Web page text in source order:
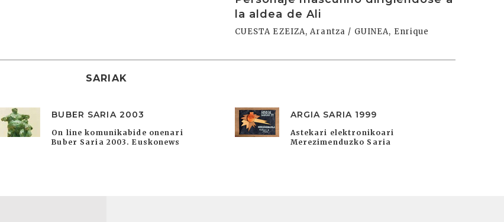
la aldea de Ali
CUESTA EZEIZA, Arantza / GUINEA, Enrique
SARIAK
BUBER SARIA 2003
On line komunikabide onenari
Buber Saria 2003. Euskonews
ARGIA SARIA 1999
Astekari elektronikoari
Merezimenduzko Saria